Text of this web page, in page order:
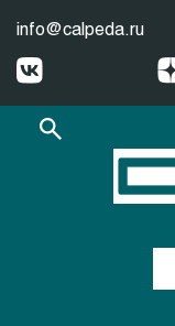
info@calpeda.ru